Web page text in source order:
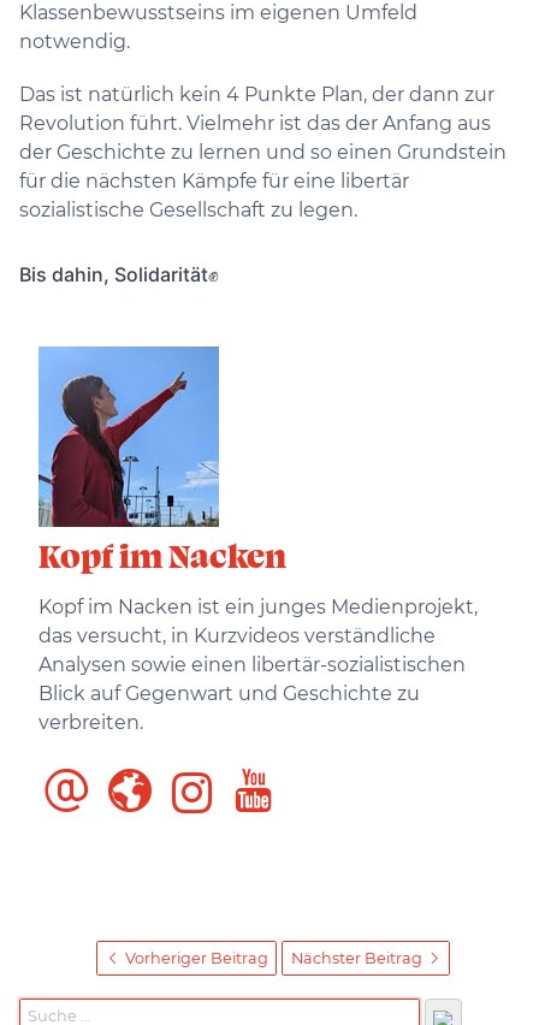
Klassenbewusstseins im eigenen Umfeld
notwendig.
Das ist natürlich kein 4 Punkte Plan, der dann zur
Revolution führt. Vielmehr ist das der Anfang aus
der Geschichte zu lernen und so einen Grundstein
für die nächsten Kämpfe für eine libertär
sozialistische Gesellschaft zu legen.
Bis dahin, Solidarität✊
Kopf im Nacken
Kopf im Nacken ist ein junges Medienprojekt,
das versucht, in Kurzvideos verständliche
Analysen sowie einen libertär-sozialistischen
Blick auf Gegenwart und Geschichte zu
verbreiten.
Vorheriger Beitrag Nächster Beitrag